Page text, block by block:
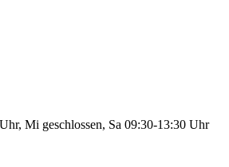
Mi geschlossen, Sa 09:30-13:30 Uhr